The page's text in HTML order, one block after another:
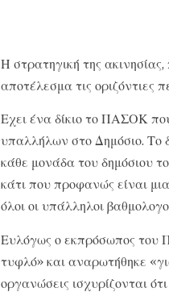
Η στρατηγική της
αποτέλεσμα τις οριζόντιες
Εχει ένα δίκιο το ΠΑΣΟΚ
υπαλλήλων στο Δημόσιο. Το
κάθε μονάδα του δημόσιου
κάτι που προφανώς είναι
όλοι οι υπάλληλοι
Ευλόγως ο εκπρόσωπος του
τυφλό» και αναρωτήθηκε
οργανώσεις ισχυρίζονται